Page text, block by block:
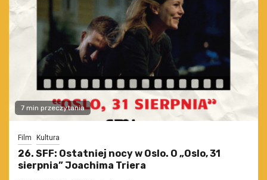
7 min przeczytania
Film Kultura
26. SFF: Ostatniej nocy w Oslo. O „Oslo, 31
sierpnia” Joachima Triera